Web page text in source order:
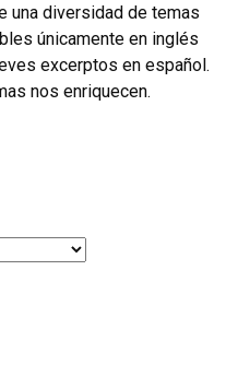
una diversidad de temas
únicamente en inglés
excerptos en español.
nos enriquecen.